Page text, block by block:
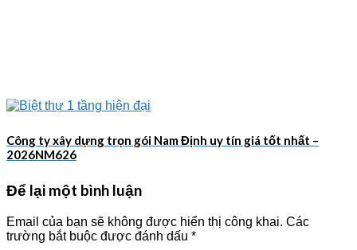
Công ty xây dựng trọn gói Nam Định uy tín giá tốt nhất –
2026NM626
Để lại một bình luận
Email của bạn sẽ không được hiển thị công khai. Các
trường bắt buộc được đánh dấu *